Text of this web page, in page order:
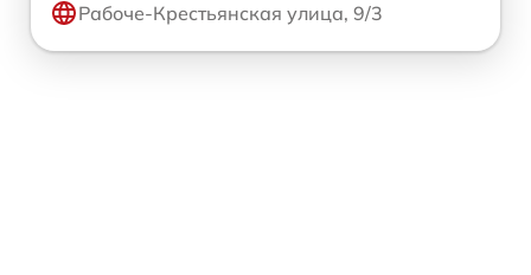
Рабоче-Крестьянская улица, 9/3